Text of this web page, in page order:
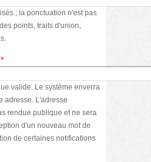
; la ponctuation n'est pas
points, traits d'union,
*
valide. Le système enverra
adresse. L'adresse
rendue publique et ne sera
d'un nouveau mot de
de certaines notifications